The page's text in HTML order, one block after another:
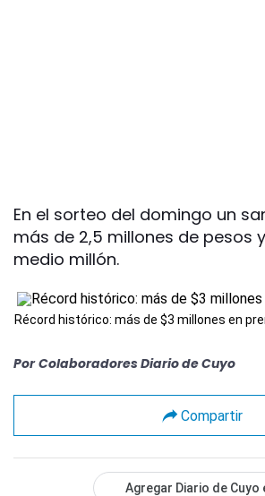
En el sorteo del domingo un
más de 2,5 millones de pesos
medio millón.
Récord histórico: más de $3 millones en
Por Colaboradores Diario de Cuyo
Compartir
Agregar Diario de Cuyo